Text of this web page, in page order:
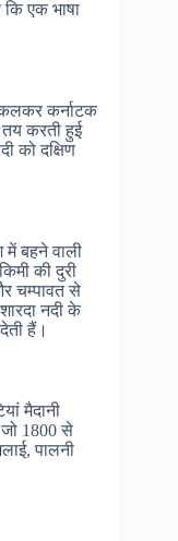
कि एक भाषा
कर्नाटक
तय करती हुई
को दक्षिण
में बहने वाली
की दुरी
चम्पावत से
नदी के
हैं।
मैदानी
1800 से
पालनी